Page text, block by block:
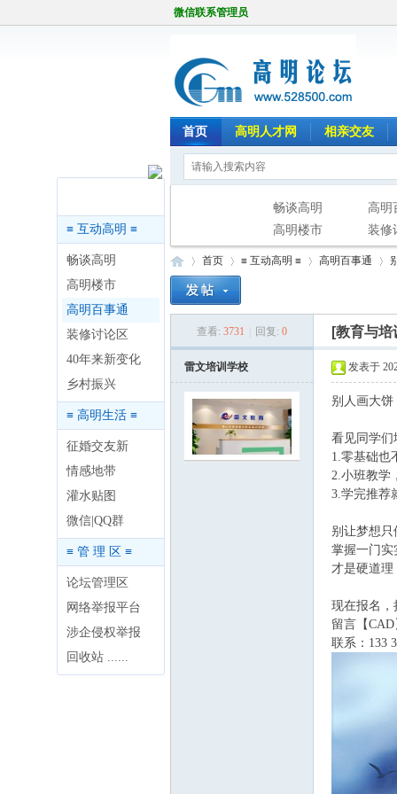
微信联系管理员
首页 高明人才网 相亲交友
畅谈高明
高明
高明楼市
装修
≡ 互动高明 ≡
畅谈高明
高明楼市
高明百事通
装修讨论区
40年来新变化
乡村振兴
≡ 高明生活 ≡
征婚交友新
情感地带
灌水贴图
微信|QQ群
≡ 管 理 区 ≡
论坛管理区
网络举报平台
涉企侵权举报
回收站 ......
首页
›
≡ 互动高明 ≡ 高明百事通
›
查看: 3731 回复: 0 [教育与
雷文培训学校 发表于
别人画大饼
看见同学们
1.零基础也
2.小班教学
3.学完推荐
别让梦想只
掌握一门实
才是硬道理
现在报名，
留言【
联系：133